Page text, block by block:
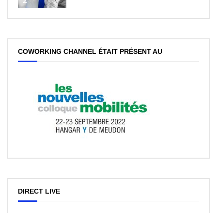
COWORKING CHANNEL ÉTAIT PRÉSENT AU
DIRECT LIVE